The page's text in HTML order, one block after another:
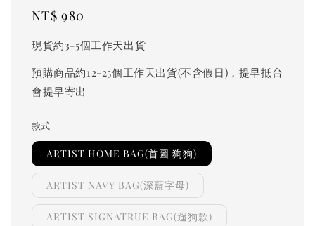
Regular
NT$ 980
現貨約3-5個工作天出貨
預購商品約12-25個工作天出貨(不含假日)，提早抵台
會提早寄出
款式
ARTIST HOME BAG(首圖 狗狗)
ARTIST NAVY BAG(深藍字母)
ARTIST SIGNATRUE BAG(遛狗款)